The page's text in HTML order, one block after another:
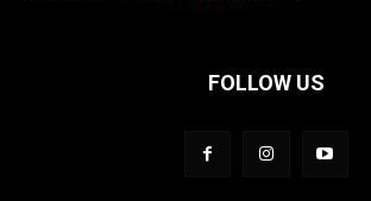
FOLLOW US